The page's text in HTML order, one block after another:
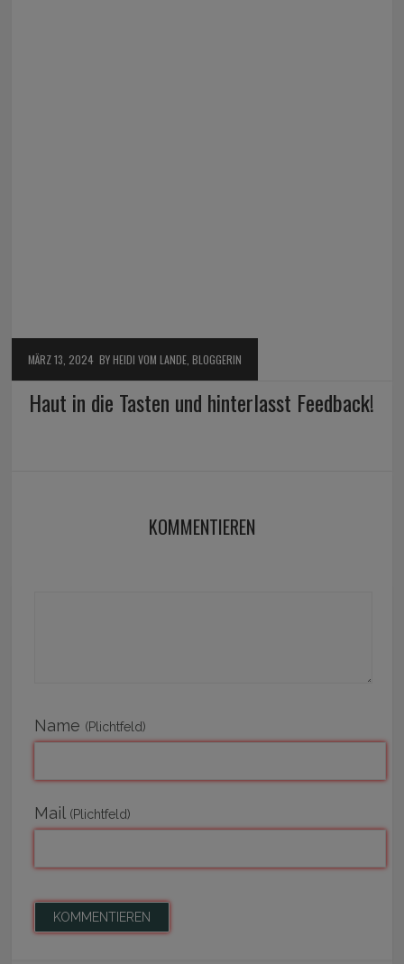
MÄRZ 13, 2024 BY HEIDI VOM LANDE, BLOGGERIN
Haut in die Tasten und hinterlasst Feedback!
KOMMENTIEREN
Name (Plichtfeld)
Mail (Plichtfeld)